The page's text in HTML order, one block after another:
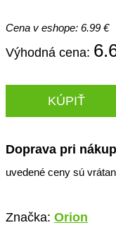
Cena v eshope: 6.99 €
Výhodná cena:
KÚPIŤ
Doprava pri
uvedené ceny sú
Značka: Orion